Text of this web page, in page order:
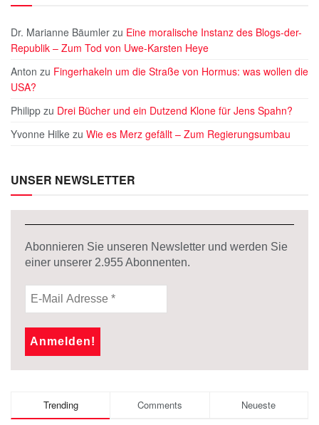
Dr. Marianne Bäumler zu Eine moralische Instanz des Blogs-der-
Republik – Zum Tod von Uwe-Karsten Heye
Anton zu Fingerhakeln um die Straße von Hormus: was wollen die
USA?
Philipp zu Drei Bücher und ein Dutzend Klone für Jens Spahn?
Yvonne Hilke zu Wie es Merz gefällt – Zum Regierungsumbau
UNSER NEWSLETTER
Abonnieren Sie unseren Newsletter und werden Sie
einer unserer 2.955Abonnenten.
Trending Comments Neueste